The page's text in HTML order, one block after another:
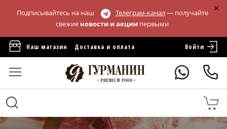
Подписывайтесь на наш Телеграм-канал— получайте
свежие новости и акции первыми
Наш магазин Доставка и оплата Войти